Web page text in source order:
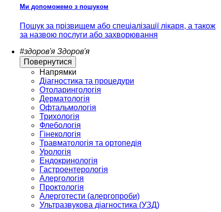
Ми допоможемо з пошуком
Пошук за прізвищем або спеціалізації лікаря, а також
за назвою послуги або захворювання
#здоров'я Здоров'я
Повернутися
Напрямки
Діагностика та процедури
Отоларингологія
Дерматологія
Офтальмологія
Трихологія
Флебологія
Гінекологія
Травматологія та ортопедія
Урологія
Ендокринологія
Гастроентерологія
Алергологія
Проктологія
Алерготести (алергопроби)
Ультразвукова діагностика (УЗД)